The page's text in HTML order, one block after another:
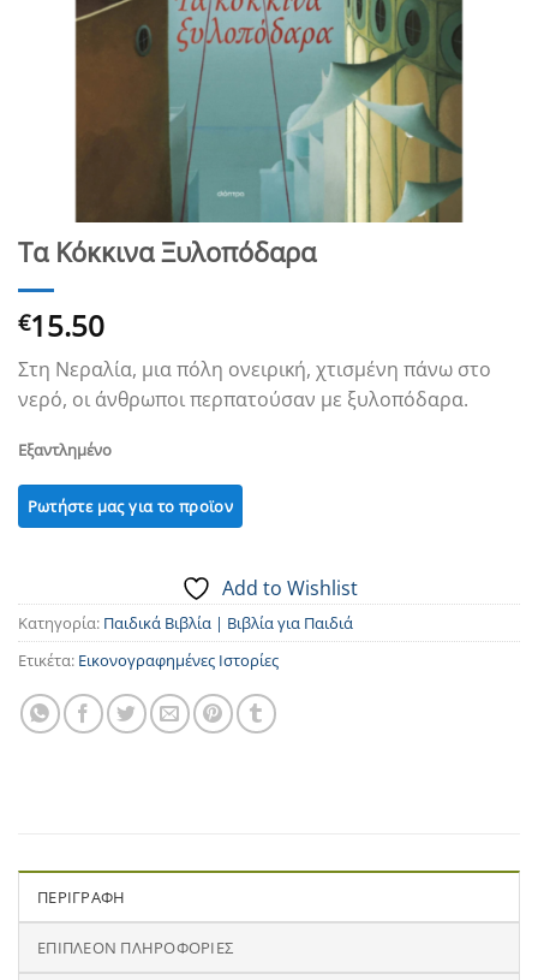
Τα Κόκκινα Ξυλοπόδαρα
€15.50
Στη Νεραλία, μια πόλη ονειρική, χτισμένη πάνω στο
νερό, οι άνθρωποι περπατούσαν με ξυλοπόδαρα.
Εξαντλημένο
Add to Wishlist
Κατηγορία: Παιδικά Βιβλία | Βιβλία για Παιδιά
Ετικέτα: Εικονογραφημένες Ιστορίες
ΠΕΡΙΓΡΑΦΉ
ΕΠΙΠΛΈΟΝ ΠΛΗΡΟΦΟΡΊΕΣ